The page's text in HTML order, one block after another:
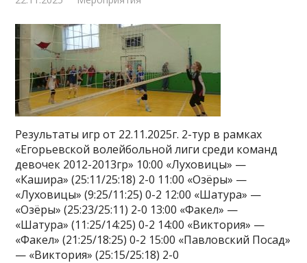
Результаты игр от 22.11.2025г. 2-тур в рамках
«Егорьевской волейбольной лиги среди команд
девочек 2012-2013гр» 10:00 «Луховицы» —
«Кашира» (25:11/25:18) 2-0 11:00 «Озёры» —
«Луховицы» (9:25/11:25) 0-2 12:00 «Шатура» —
«Озёры» (25:23/25:11) 2-0 13:00 «Факел» —
«Шатура» (11:25/14:25) 0-2 14:00 «Виктория» —
«Факел» (21:25/18:25) 0-2 15:00 «Павловский Посад»
— «Виктория» (25:15/25:18) 2-0